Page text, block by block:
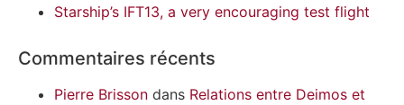
Starship’s IFT13, a very encouraging test flight
Commentaires récents
Pierre Brisson dans Relations entre Deimos et